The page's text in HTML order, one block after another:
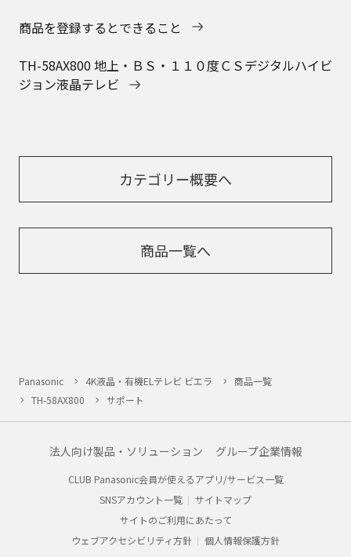
商品を登録するとできること
TH-58AX800 地上・ＢＳ・１１０度ＣＳデジタルハイビ
ジョン液晶テレビ
カテゴリー概要へ
商品一覧へ
Panasonic 4K液晶・有機ELテレビ ビエラ
商品一覧
TH-58AX800
サポート
法人向け製品・ソリューション グループ企業情報
CLUB Panasonic会員が使えるアプリ/サービス一覧
SNSアカウント一覧
サイトマップ
サイトのご利用にあたって
ウェブアクセシビリティ方針
個人情報保護方針